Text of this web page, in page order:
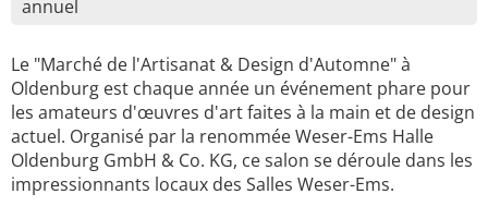
annuel
Le "Marché de l'Artisanat & Design d'Automne" à
Oldenburg est chaque année un événement phare pour
les amateurs d'œuvres d'art faites à la main et de design
actuel. Organisé par la renommée Weser-Ems Halle
Oldenburg GmbH & Co. KG, ce salon se déroule dans les
impressionnants locaux des Salles Weser-Ems.